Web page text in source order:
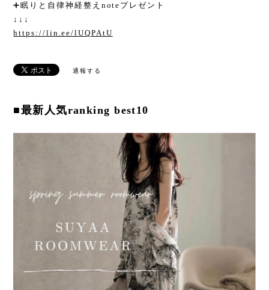
➕眠りと自律神経整えnoteプレゼント
↓↓↓
https://lin.ee/lUQPAtU
通報する
■最新人気ranking best10